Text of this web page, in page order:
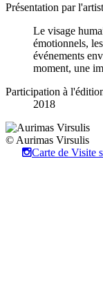
Présentation par
Le visage
émotionnels,
événements
moment, une
Participation à
2018
© Aurimas Virsulis
Carte de Visite